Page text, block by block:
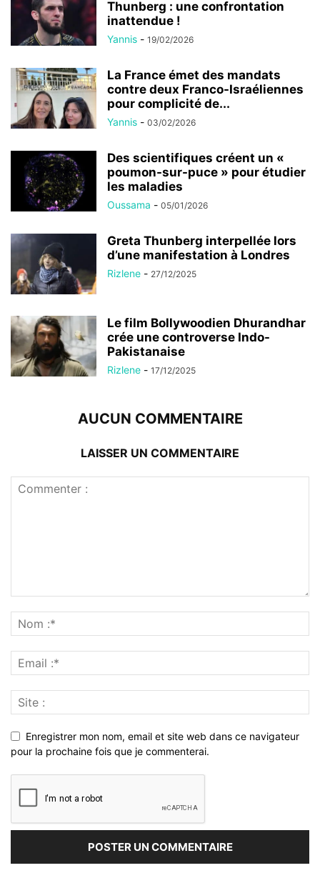
Thunberg : une confrontation
inattendue !
Yannis - 19/02/2026
La France émet des mandats
contre deux Franco-Israéliennes
pour complicité de...
Yannis - 03/02/2026
Des scientifiques créent un «
poumon-sur-puce » pour étudier
les maladies
Oussama - 05/01/2026
Greta Thunberg interpellée lors
d’une manifestation à Londres
Rizlene - 27/12/2025
Le film Bollywoodien Dhurandhar
crée une controverse Indo-
Pakistanaise
Rizlene - 17/12/2025
AUCUN COMMENTAIRE
LAISSER UN COMMENTAIRE
Enregistrer mon nom, email et site web dans ce navigateur
pour la prochaine fois que je commenterai.